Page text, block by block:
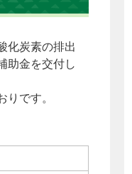
化炭素の排出
助金を交付し
です。